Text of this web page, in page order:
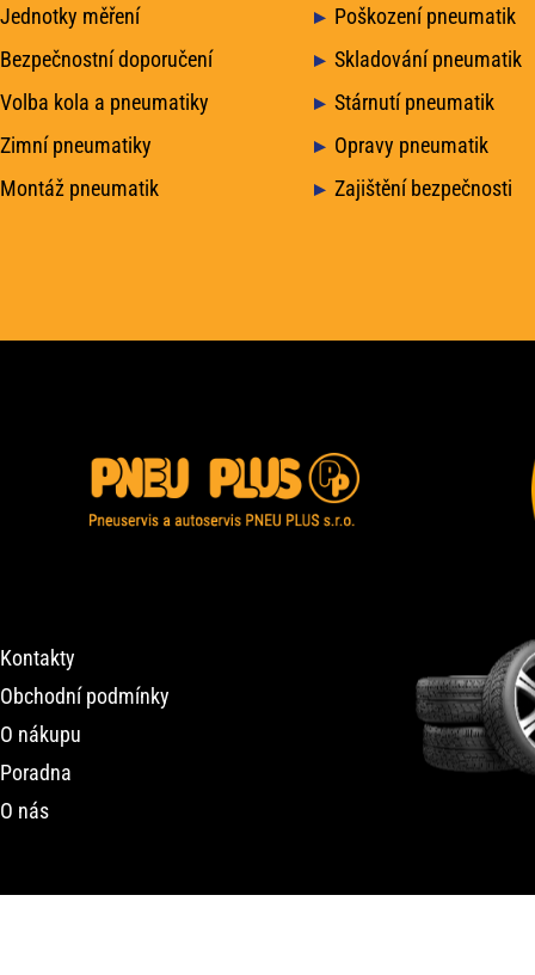
Jednotky měření
Poškození pneumatik
Bezpečnostní doporučení
Skladování pneumatik
Volba kola a pneumatiky
Stárnutí pneumatik
Zimní pneumatiky
Opravy pneumatik
Montáž pneumatik
Zajištění bezpečnosti
Kontakty
Obchodní podmínky
O nákupu
Poradna
O nás